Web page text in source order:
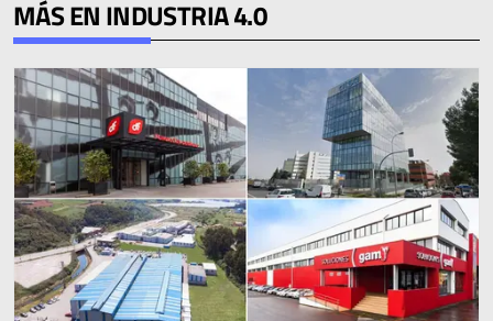
MÁS EN INDUSTRIA 4.0